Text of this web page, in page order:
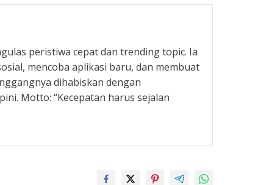
peristiwa cepat dan trending topic. Ia
mencoba aplikasi baru, dan membuat
dihabiskan dengan
Motto: “Kecepatan harus sejalan